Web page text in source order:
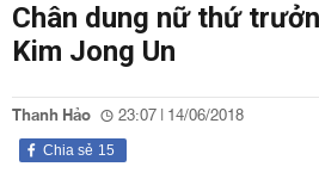
Chân dung nữ thứ
Kim Jong Un
Thanh Hảo 23:07 | 14/06/2018
15
Chia sẻ